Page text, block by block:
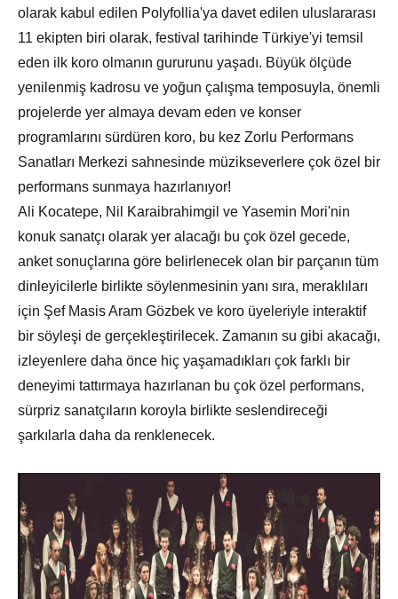
olarak kabul edilen Polyfollia'ya davet edilen uluslararası
11 ekipten biri olarak, festival tarihinde Türkiye'yi temsil
eden ilk koro olmanın gururunu yaşadı. Büyük ölçüde
yenilenmiş kadrosu ve yoğun çalışma temposuyla, önemli
projelerde yer almaya devam eden ve konser
programlarını sürdüren koro, bu kez Zorlu Performans
Sanatları Merkezi sahnesinde müzikseverlere çok özel bir
performans sunmaya hazırlanıyor!
Ali Kocatepe, Nil Karaibrahimgil ve Yasemin Mori'nin
konuk sanatçı olarak yer alacağı bu çok özel gecede,
anket sonuçlarına göre belirlenecek olan bir parçanın tüm
dinleyicilerle birlikte söylenmesinin yanı sıra, meraklıları
için Şef Masis Aram Gözbek ve koro üyeleriyle interaktif
bir söyleşi de gerçekleştirilecek. Zamanın su gibi akacağı,
izleyenlere daha önce hiç yaşamadıkları çok farklı bir
deneyimi tattırmaya hazırlanan bu çok özel performans,
sürpriz sanatçıların koroyla birlikte seslendireceği
şarkılarla daha da renklenecek.